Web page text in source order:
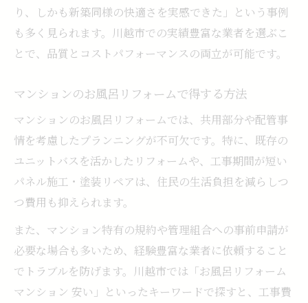
り、しかも新築同様の快適さを実感できた」という事例
も多く見られます。川越市での実績豊富な業者を選ぶこ
とで、品質とコストパフォーマンスの両立が可能です。
マンションのお風呂リフォームで得する方法
マンションのお風呂リフォームでは、共用部分や配管事
情を考慮したプランニングが不可欠です。特に、既存の
ユニットバスを活かしたリフォームや、工事期間が短い
パネル施工・塗装リペアは、住民の生活負担を減らしつ
つ費用も抑えられます。
また、マンション特有の規約や管理組合への事前申請が
必要な場合も多いため、経験豊富な業者に依頼すること
でトラブルを防げます。川越市では「お風呂リフォーム
マンション 安い」といったキーワードで探すと、工事費